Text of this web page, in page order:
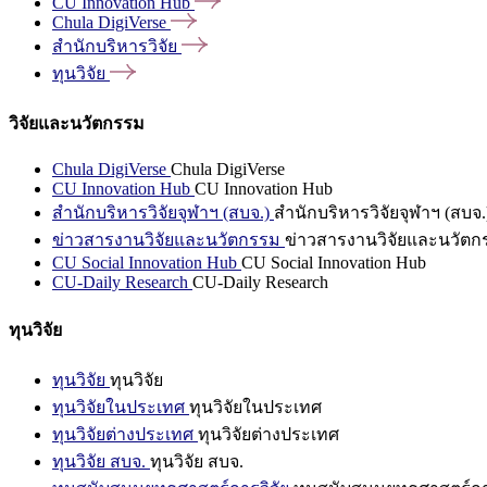
Chula DigiVerse
สำนักบริหารวิจัย
ทุนวิจัย
วิจัยและนวัตกรรม
Chula DigiVerse Chula DigiVerse
CU Innovation Hub CU Innovation Hub
สำนักบริหารวิจัยจุฬาฯ (สบจ.) สำนักบริหารวิจัยจุฬาฯ (สบจ
ข่าวสารงานวิจัยและนวัตกรรม ข่าวสารงานวิจัยและนวัตก
CU Social Innovation Hub CU Social Innovation Hub
CU-Daily Research CU-Daily Research
ทุนวิจัย
ทุนวิจัย ทุนวิจัย
ทุนวิจัยในประเทศ ทุนวิจัยในประเทศ
ทุนวิจัยต่างประเทศ ทุนวิจัยต่างประเทศ
ทุนวิจัย สบจ. ทุนวิจัย สบจ.